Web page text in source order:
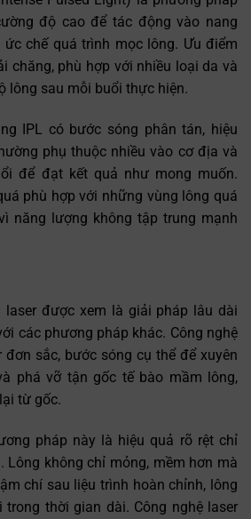
độ cao để tác động vào nang
ức chế quá trình mọc lông. Ưu điểm
chăng, phù hợp với nhiều loại da và
lông sau mỗi buổi thực hiện.
IPL có bước sóng phân tán, hiệu
phụ thuộc nhiều vào cơ địa và
để đạt kết quả như mong muốn.
phù hợp với những vùng lông quá
năng lượng không tập trung mạnh
laser được xem là giải pháp lâu dài
các phương pháp khác. Công nghệ
sắc, bước sóng cụ thể để xuyên
phá vỡ tận gốc tế bào mầm lông,
từ gốc.
pháp này là hiệu quả rõ rệt chỉ
Lông không chỉ mỏng, mềm hơn mà
chí sau liệu trình hoàn chỉnh, lông
trong thời gian dài. Công nghệ laser